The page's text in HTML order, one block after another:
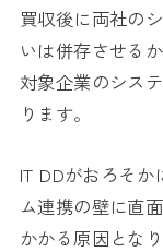
買収後に両社の
いは併存させる
対象企業のシス
ります。
IT DDがおろそか
ム連携の壁に直
かかる原因となり